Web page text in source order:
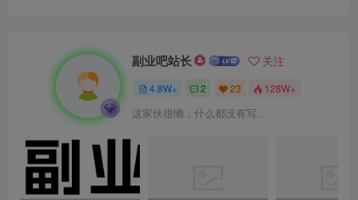
副业吧站长 关注
4.8W+ 2 23 128W+
这家伙很懒，什么都没有写...